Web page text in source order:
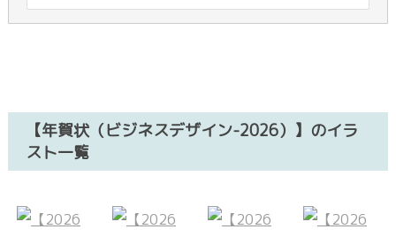
【年賀状（ビジネスデザイン-2026）】のイラ
スト一覧